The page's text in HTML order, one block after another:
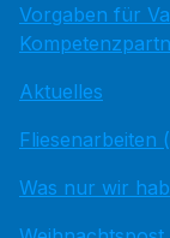
Vorgaben für
Aktuelles
Fliesenarbeiten
Was nur wir